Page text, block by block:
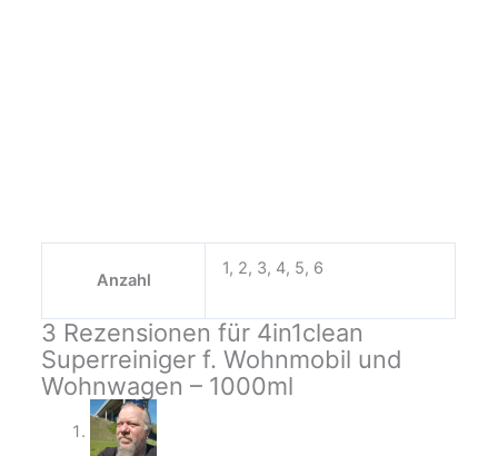
Anzahl
1, 2, 3, 4, 5, 6
3 Rezensionen für 4in1clean
Superreiniger f. Wohnmobil und
Wohnwagen – 1000ml